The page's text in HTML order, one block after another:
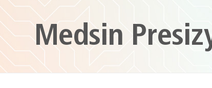
Medsin